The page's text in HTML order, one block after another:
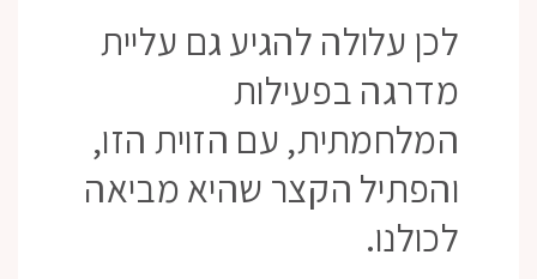
לכן עלולה להגיע גם עליית
מדרגה בפעילות
המלחמתית, עם הזוית הזו,
והפתיל הקצר שהיא מביאה
לכולנו.